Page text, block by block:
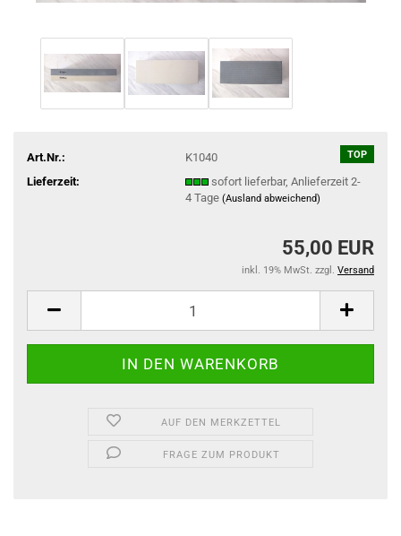
TOP
Art.Nr.:
K1040
Lieferzeit:
sofort lieferbar, Anlieferzeit 2-
4 Tage (Ausland abweichend)
55,00 EUR
inkl. 19% MwSt. zzgl. Versand
AUF DEN MERKZETTEL
FRAGE ZUM PRODUKT